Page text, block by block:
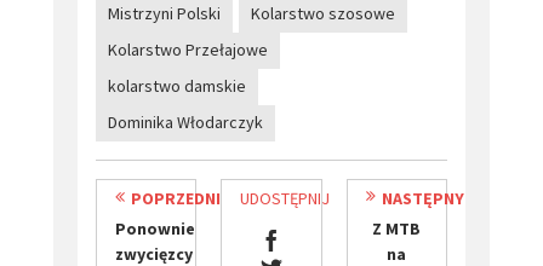
Mistrzyni Polski
Kolarstwo szosowe
Kolarstwo Przełajowe
kolarstwo damskie
​Dominika Włodarczyk
POPRZEDNI
Ponownie
zwycięzcy
UDOSTĘPNIJ
NASTĘPNY
Z MTB
na